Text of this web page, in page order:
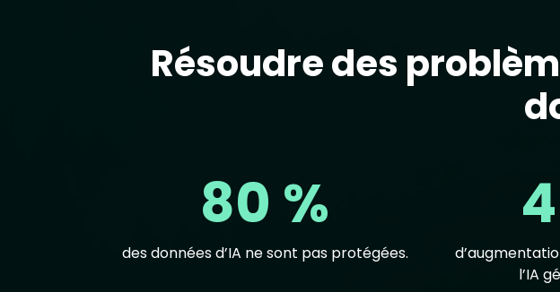
Résoudre des
80 %
des données d’IA ne sont pas protégées.
l’IA